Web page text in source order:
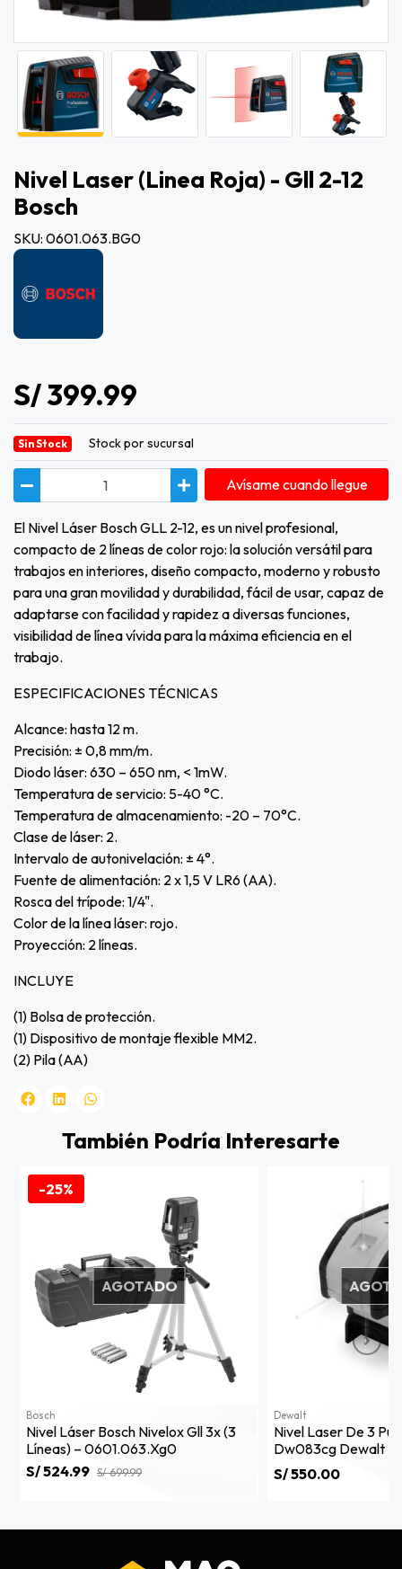
Nivel Laser (linea Roja) - Gll 2-12
Bosch
SKU: 0601.063.BG0
S/ 399.99
Sin Stock Stock por sucursal
Avísame cuando llegue
El Nivel Láser Bosch GLL 2-12, es un nivel profesional,
compacto de 2 líneas de color rojo: la solución versátil para
trabajos en interiores, diseño compacto, moderno y robusto
para una gran movilidad y durabilidad, fácil de usar, capaz de
adaptarse con facilidad y rapidez a diversas funciones,
visibilidad de línea vívida para la máxima eficiencia en el
trabajo.
ESPECIFICACIONES TÉCNICAS
Alcance: hasta 12 m.
Precisión: ± 0,8 mm/m.
Diodo láser: 630 – 650 nm, < 1mW.
Temperatura de servicio: 5-40 °C.
Temperatura de almacenamiento: -20 – 70°C.
Clase de láser: 2.
Intervalo de autonivelación: ± 4°.
Fuente de alimentación: 2 x 1,5 V LR6 (AA).
Rosca del trípode: 1/4".
Color de la línea láser: rojo.
Proyección: 2 líneas.
INCLUYE
(1) Bolsa de protección.
(1) Dispositivo de montaje flexible MM2.
(2) Pila (AA)
También Podría Interesarte
-25%
AGOTADO
Bosch
Nivel Láser Bosch Nivelox Gll 3x (3
Líneas) – 0601.063.xg0
S/ 524.99 S/ 699.99
Dewalt
Nivel Laser De 3
Dw083cg Dewalt
S/ 550.00